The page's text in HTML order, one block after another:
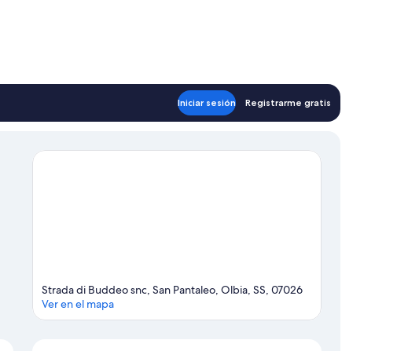
Iniciar sesión Registrarme gratis
Strada di Buddeo snc, San Pantaleo, Olbia, SS, 07026
Ver en el mapa